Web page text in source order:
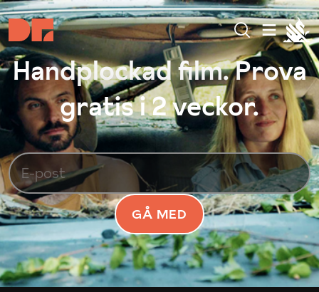
Handplockad film. Prova
gratis i 2 veckor.
GÅ MED